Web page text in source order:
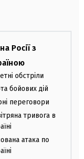
Росії з
обстріли
бойових дій
переговори
тривога в
атака по